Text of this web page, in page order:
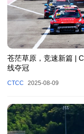
苍茫草原，竞速新篇 |
线夺冠
CTCC 2025-08-09